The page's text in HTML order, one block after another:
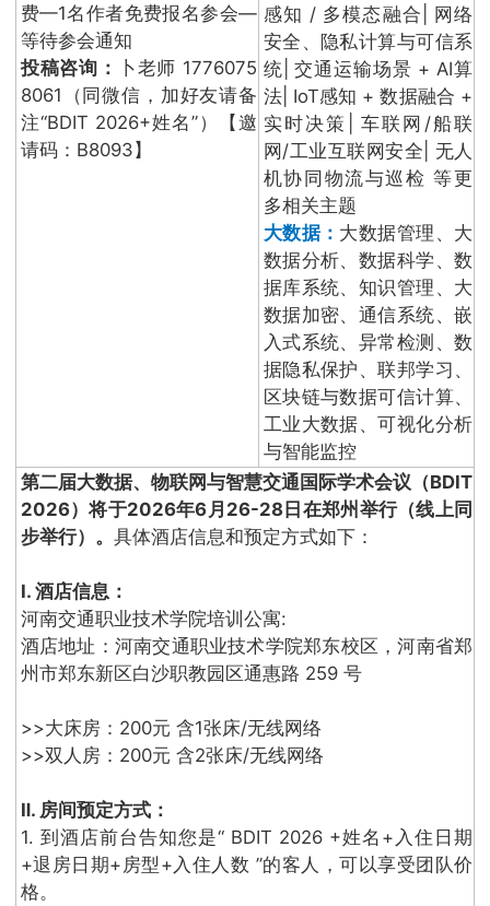
费—1名作者免费报名参会—
等待参会通知
投稿咨询：
卜老师 1776075
8061（同微信，加好友请备
注“BDIT 2026+姓名”）【邀
请码：B8093】
感知 / 多模态融合| 网络
安全、隐私计算与可信系
统| 交通运输场景 + AI算
法| IoT感知 + 数据融合 +
实时决策| 车联网/船联
网/工业互联网安全| 无人
机协同物流与巡检 等更
多相关主题
大数据： 大数据管理、大
数据分析、数据科学、数
据库系统、知识管理、大
数据加密、通信系统、嵌
入式系统、异常检测、数
据隐私保护、联邦学习、
区块链与数据可信计算、
工业大数据、可视化分析
与智能监控
第二届大数据、物联网与智慧交通国际学术会议（BDIT
2026）将于2026年6月26-28日在郑州举行（线上同
步举行）。 具体酒店信息和预定方式如下：
Ⅰ. 酒店信息：
河南交通职业技术学院培训公寓:
酒店地址：河南交通职业技术学院郑东校区，河南省郑
州市郑东新区白沙职教园区通惠路 259 号
>>大床房：200元 含1张床/无线网络
>>双人房：200元 含2张床/无线网络
Ⅱ. 房间预定方式：
1. 到酒店前台告知您是“ BDIT 2026 +姓名+入住日期
+退房日期+房型+入住人数 ”的客人，可以享受团队价
格。